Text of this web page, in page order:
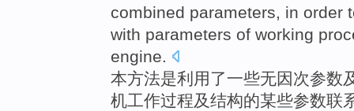
combined parameters, in order
with parameters of working
engine.
本方法是利用了一些无因次参数
机工作过程及结构的某些参数联